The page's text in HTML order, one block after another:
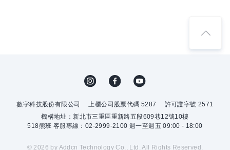
數字科技股份有限公司 上櫃公司股票代碼 5287
許可證字號 2571
機構地址：新北市三重區重新路五段609巷12號10樓
518熊班 客服專線：02-2999-2100 週一至週五 09:00 - 18:00
© 2026 by Addcn Technology Co., Ltd. All Rights Reserved.